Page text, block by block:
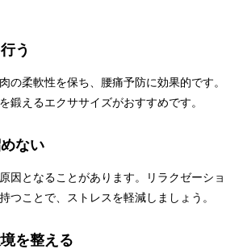
う
の柔軟性を保ち、腰痛予防に効果的です。
鍛えるエクササイズがおすすめです。
ない
因となることがあります。リラクゼーショ
つことで、ストレスを軽減しましょう。
を整える